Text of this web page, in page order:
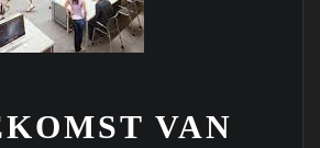
VAN